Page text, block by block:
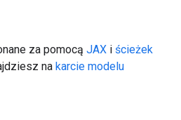
za pomocą JAX i ścieżek
na karcie modelu